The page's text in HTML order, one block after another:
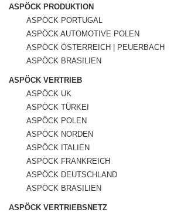
ASPÖCK PRODUKTION
ASPÖCK PORTUGAL
ASPÖCK AUTOMOTIVE POLEN
ASPÖCK ÖSTERREICH | PEUERBACH
ASPÖCK BRASILIEN
ASPÖCK VERTRIEB
ASPÖCK UK
ASPÖCK TÜRKEI
ASPÖCK POLEN
ASPÖCK NORDEN
ASPÖCK ITALIEN
ASPÖCK FRANKREICH
ASPÖCK DEUTSCHLAND
ASPÖCK BRASILIEN
ASPÖCK VERTRIEBSNETZ